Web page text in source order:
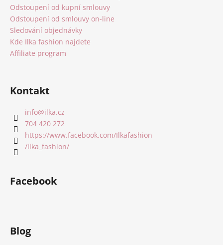
Odstoupení od kupní smlouvy
Odstoupení od smlouvy on-line
Sledování objednávky
Kde Ilka fashion najdete
Affiliate program
Kontakt
info@ilka.cz
704 420 272
https://www.facebook.com/Ilkafashion
/ilka_fashion/
Facebook
Blog